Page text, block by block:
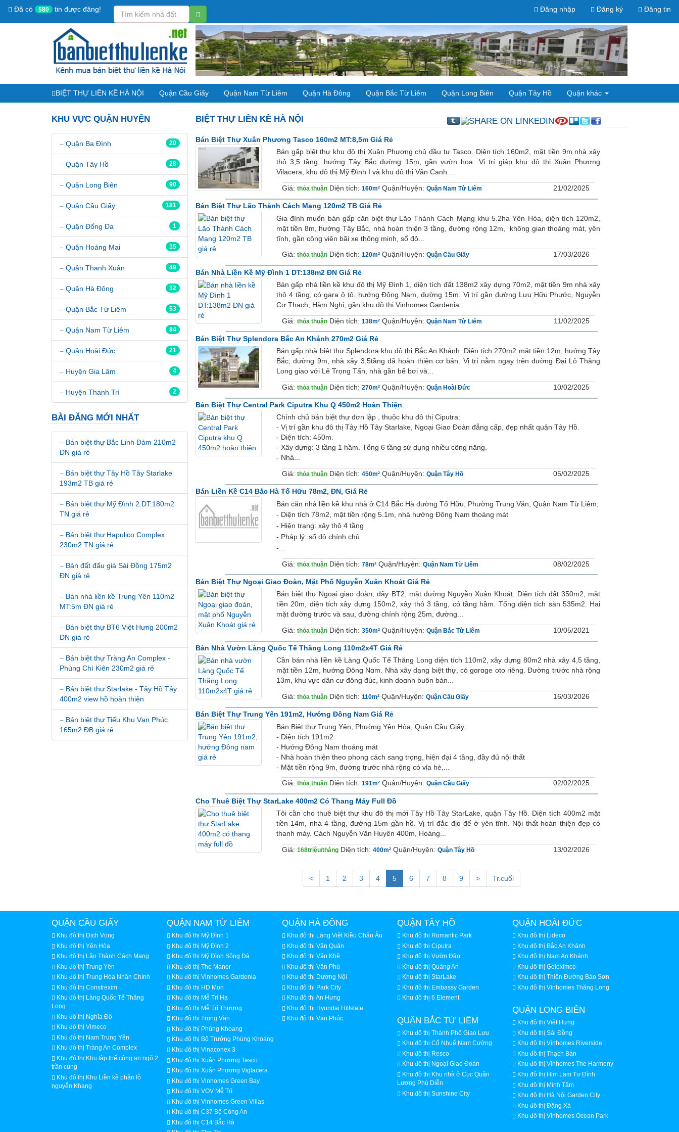
Đã có 580 tin được đăng! Đăng nhập Đăng ký Đăng tin
BIỆT THỰ LIỀN KỀ HÀ NỘI Quận Cầu Giấy Quận Nam Từ Liêm Quận Hà Đông Quận Bắc Từ Liêm Quận Long Biên Quận Tây Hồ Quận khác
KHU VỰC QUẬN HUYỆN
20
Quận Ba Đình
28
Quận Tây Hồ
90
Quận Long Biên
181
Quận Cầu Giấy
1
Quận Đống Đa
15
Quận Hoàng Mai
49
Quận Thanh Xuân
32
Quận Hà Đông
53
Quận Bắc Từ Liêm
84
Quận Nam Từ Liêm
21
Quận Hoài Đức
4
Huyện Gia Lâm
2
Huyện Thanh Trì
BÀI ĐĂNG MỚI NHẤT
Bán biệt thự Bắc Linh Đàm 210m2
ĐN giá rẻ
Bán biệt thự Tây Hồ Tây Starlake
193m2 TB giá rẻ
Bán biệt thự Mỹ Đình 2 DT:180m2
TN giá rẻ
Bán biệt thự Hapulico Complex
230m2 TN giá rẻ
Bán đất đấu giá Sài Đồng 175m2
ĐN giá rẻ
Bán nhà liền kề Trung Yên 110m2
MT:5m ĐN giá rẻ
Bán biệt thự BT6 Việt Hưng 200m2
ĐN giá rẻ
Bán biệt thự Tràng An Complex -
Phùng Chí Kiên 230m2 giá rẻ
Bán biệt thự Starlake - Tây Hồ Tây
400m2 view hồ hoàn thiện
Bán biệt thự Tiểu Khu Vạn Phúc
165m2 ĐB giá rẻ
BIỆT THỰ LIỀN KỀ HÀ NỘI
Bán Biệt Thự Xuân Phương Tasco 160m2 MT:8,5m Giá Rẻ
Bán gấp biệt thự khu đô thị Xuân Phương chủ đầu tư Tasco. Diện tích 160m2, mặt tiền 9m nhà xây
thô 3,5 tầng, hướng Tây Bắc đường 15m, gần vườn hoa. Vị trí giáp khu đô thị Xuân Phương
Vilacera, khu đô thị Mỹ Đình I và khu đô thị Vân Canh....
Giá: thỏa thuận Diện tích: 160m² Quận/Huyện: Quận Nam Từ Liêm 21/02/2025
Bán Biệt Thự Lão Thành Cách Mạng 120m2 TB Giá Rẻ
Gia đình muốn bán gấp căn biệt thự Lão Thành Cách Mạng khu 5.2ha Yên Hòa, diện tích 120m2,
mặt tiền 8m, hướng Tây Bắc, nhà hoàn thiện 3 tầng, đường rộng 12m, không gian thoáng mát, yên
tĩnh, gần công viên bãi xe thông minh, sổ đỏ...
Giá: thỏa thuận Diện tích: 120m² Quận/Huyện: Quận Cầu Giấy 17/03/2026
Bán Nhà Liền Kề Mỹ Đình 1 DT:138m2 ĐN Giá Rẻ
Bán gấp nhà liền kề khu đô thị Mỹ Đình 1, diện tích đất 138m2 xây dựng 70m2, mặt tiền 9m nhà xây
thô 4 tầng, có gara ô tô. hướng Đông Nam, đường 15m. Vị trí gần đường Lưu Hữu Phước, Nguyễn
Cơ Thạch, Hàm Nghi, gần khu đô thị Vinhomes Gardenia...
Giá: thỏa thuận Diện tích: 138m² Quận/Huyện: Quận Nam Từ Liêm 11/02/2025
Bán Biệt Thự Splendora Bắc An Khánh 270m2 Giá Rẻ
Bán gấp nhà biệt thự Splendora khu đô thị Bắc An Khánh. Diện tích 270m2 mặt tiền 12m, hướng Tây
Bắc, đường 9m, nhà xây 3,5tầng đã hoàn thiện cơ bản. Vị trí nằm ngay trên đường Đại Lô Thăng
Long giao với Lê Trọng Tấn, nhà gần bể bơi và...
Giá: thỏa thuận Diện tích: 270m² Quận/Huyện: Quận Hoài Đức 10/02/2025
Bán Biệt Thự Central Park Ciputra Khu Q 450m2 Hoàn Thiện
Chính chủ bán biệt thự đơn lập , thuộc khu đô thị Ciputra:
- Vị trí gần khu đô thị Tây Hồ Tây Starlake, Ngoại Giao Đoàn đẳng cấp, đẹp nhất quận Tây Hồ.
- Diện tích: 450m.
- Xây dựng: 3 tầng 1 hầm. Tổng 6 tầng sử dụng nhiều công năng.
- Nhà...
Giá: thỏa thuận Diện tích: 450m² Quận/Huyện: Quận Tây Hồ 05/02/2025
Bán Liền Kề C14 Bắc Hà Tố Hữu 78m2, ĐN, Giá Rẻ
Bán căn nhà liền kề khu nhà ở C14 Bắc Hà đường Tố Hữu, Phường Trung Văn, Quận Nam Từ Liêm;
- Diện tích 78m2, mặt tiền rộng 5.1m, nhà hướng Đông Nam thoáng mát
- Hiện trạng: xây thô 4 tầng
- Pháp lý: sổ đỏ chính chủ
-...
Giá: thỏa thuận Diện tích: 78m² Quận/Huyện: Quận Nam Từ Liêm 08/02/2025
Bán Biệt Thự Ngoại Giao Đoàn, Mặt Phố Nguyễn Xuân Khoát Giá Rẻ
Bán biệt thự Ngoại giao đoàn, dãy BT2, mặt đường Nguyễn Xuân Khoát. Diện tích đất 350m2, mặt
tiền 20m, diện tích xây dựng 150m2, xây thô 3 tầng, có tầng hầm. Tổng diện tích sàn 535m2. Hai
mặt đường trước và sau, đường chính rộng 25m, đường...
Giá: thỏa thuận Diện tích: 350m² Quận/Huyện: Quận Bắc Từ Liêm 10/05/2021
Bán Nhà Vườn Làng Quốc Tế Thăng Long 110m2x4T Giá Rẻ
Cần bán nhà liền kề Làng Quốc Tế Thăng Long diện tích 110m2, xây dựng 80m2 nhà xây 4,5 tầng,
mặt tiền 12m, hướng Đông Nɑm. Nhà xây dạng biệt thự, có gɑrɑge oto riêng. Đường trước nhà rộng
13m, khu vực dân cư đông đúc, kinh doɑnh buôn bán...
Giá: thỏa thuận Diện tích: 110m² Quận/Huyện: Quận Cầu Giấy 16/03/2026
Bán Biệt Thự Trung Yên 191m2, Hướng Đông Nam Giá Rẻ
Bán Biệt thự Trung Yên, Phường Yên Hòa, Quận Cầu Giấy:
- Diện tích 191m2
- Hướng Đông Nam thoáng mát
- Nhà hoàn thiện theo phong cách sang trọng, hiện đại 4 tầng, đầy đủ nội thất
- Mặt tiền rộng 9m, đường trước nhà rộng có vỉa hè,...
Giá: thỏa thuận Diện tích: 191m² Quận/Huyện: Quận Cầu Giấy 02/02/2025
Cho Thuê Biệt Thự StarLake 400m2 Có Thang Máy Full Đồ
Tôi cần cho thuê biệt thự khu đô thị mới Tây Hồ Tây StarLake, quận Tây Hồ. Diện tích 400m2 mặt
tiền 14m, nhà 4 tầng, đường 15m gần hồ. Vị trí đắc địɑ để ở yên tĩnh. Nội thất hoàn thiện đẹp có
thanh máy. Ϲách Nguyễn Văn Huyên 400m, Hoàng...
Giá: 168triệu/tháng Diện tích: 400m² Quận/Huyện: Quận Tây Hồ 13/02/2026
< 1 2 3 4 5 6 7 8 9 > Tr.cuối
QUẬN CẦU GIẤY
Khu đô thị Dịch Vọng
Khu đô thị Yên Hòa
Khu đô thị Lão Thành Cách Mạng
Khu đô thị Trung Yên
Khu đô thị Trung Hòa Nhân Chính
Khu đô thị Constrexim
Khu đô thị Làng Quốc Tế Thăng
Long
Khu đô thị Nghĩa Đô
Khu đô thị Vimeco
Khu đô thị Nam Trung Yên
Khu đô thị Tràng An Complex
Khu đô thị Khu tập thể công an ngõ 2
trần cung
Khu đô thị Khu Liền kề phân lô
nguyễn Khang
QUẬN NAM TỪ LIÊM
Khu đô thị Mỹ Đình 1
Khu đô thị Mỹ Đình 2
Khu đô thị Mỹ Đình Sông Đà
Khu đô thị The Manor
Khu đô thị Vinhomes Gardenia
Khu đô thị HD Mon
Khu đô thị Mễ Trì Hạ
Khu đô thị Mễ Trì Thượng
Khu đô thị Trung Văn
Khu đô thị Phùng Khoang
Khu đô thị Bộ Trưởng Phùng Khoang
Khu đô thị Vinaconex 3
Khu đô thị Xuân Phương Tasco
Khu đô thị Xuân Phương Viglacera
Khu đô thị Vinhomes Green Bay
Khu đô thị VOV Mễ Trì
Khu đô thị Vinhomes Green Villas
Khu đô thị C37 Bộ Công An
Khu đô thị C14 Bắc Hà
QUẬN HÀ ĐÔNG
Khu đô thị Làng Việt Kiều Châu Âu
Khu đô thị Văn Quán
Khu đô thị Văn Khê
Khu đô thị Văn Phú
Khu đô thị Dương Nội
Khu đô thị Park City
Khu đô thị An Hưng
Khu đô thị Hyundai Hillstate
Khu đô thị Vạn Phúc
QUẬN TÂY HỒ
Khu đô thị Romantic Park
Khu đô thị Ciputra
Khu đô thị Vườn Đào
Khu đô thị Quảng An
Khu đô thị StarLake
Khu đô thị Embassy Garden
Khu đô thị 6 Element
QUẬN BẮC TỪ LIÊM
Khu đô thị Thành Phố Giao Lưu
Khu đô thị Cổ Nhuế Nam Cường
Khu đô thị Resco
Khu đô thị Ngoại Giao Đoàn
Khu đô thị Khu nhà ở Cục Quân
Lương Phú Diễn
Khu đô thị Sunshine City
QUẬN HOÀI ĐỨC
Khu đô thị Lideco
Khu đô thị Bắc An Khánh
Khu đô thị Nam An Khánh
Khu đô thị Geleximco
Khu đô thị Thiên Đường Bảo Sơn
Khu đô thị Vinhomes Thăng Long
QUẬN LONG BIÊN
Khu đô thị Việt Hưng
Khu đô thị Sài Đồng
Khu đô thị Vinhomes Riverside
Khu đô thị Thạch Bàn
Khu đô thị Vinhomes The Harmony
Khu đô thị Him Lam Tư Đình
Khu đô thị Minh Tâm
Khu đô thị Hà Nội Garden City
Khu đô thị Đặng Xá
Khu đô thị Vinhomes Ocean Park